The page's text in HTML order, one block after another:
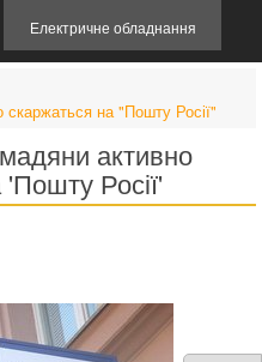
Електричне обладнання
на "Пошту Росії"
активно
Росії'